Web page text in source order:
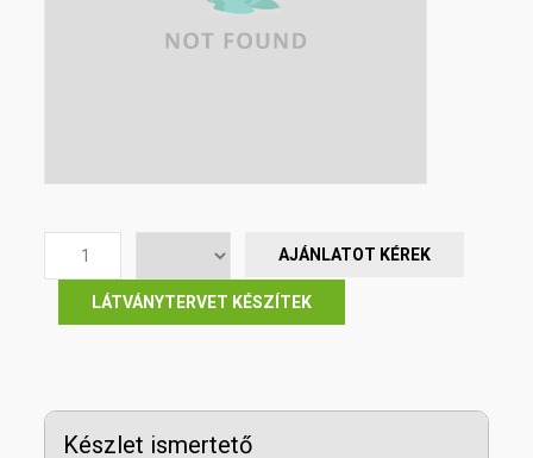
AJÁNLATOT KÉREK
LÁTVÁNYTERVET KÉSZÍTEK
Készlet ismertető